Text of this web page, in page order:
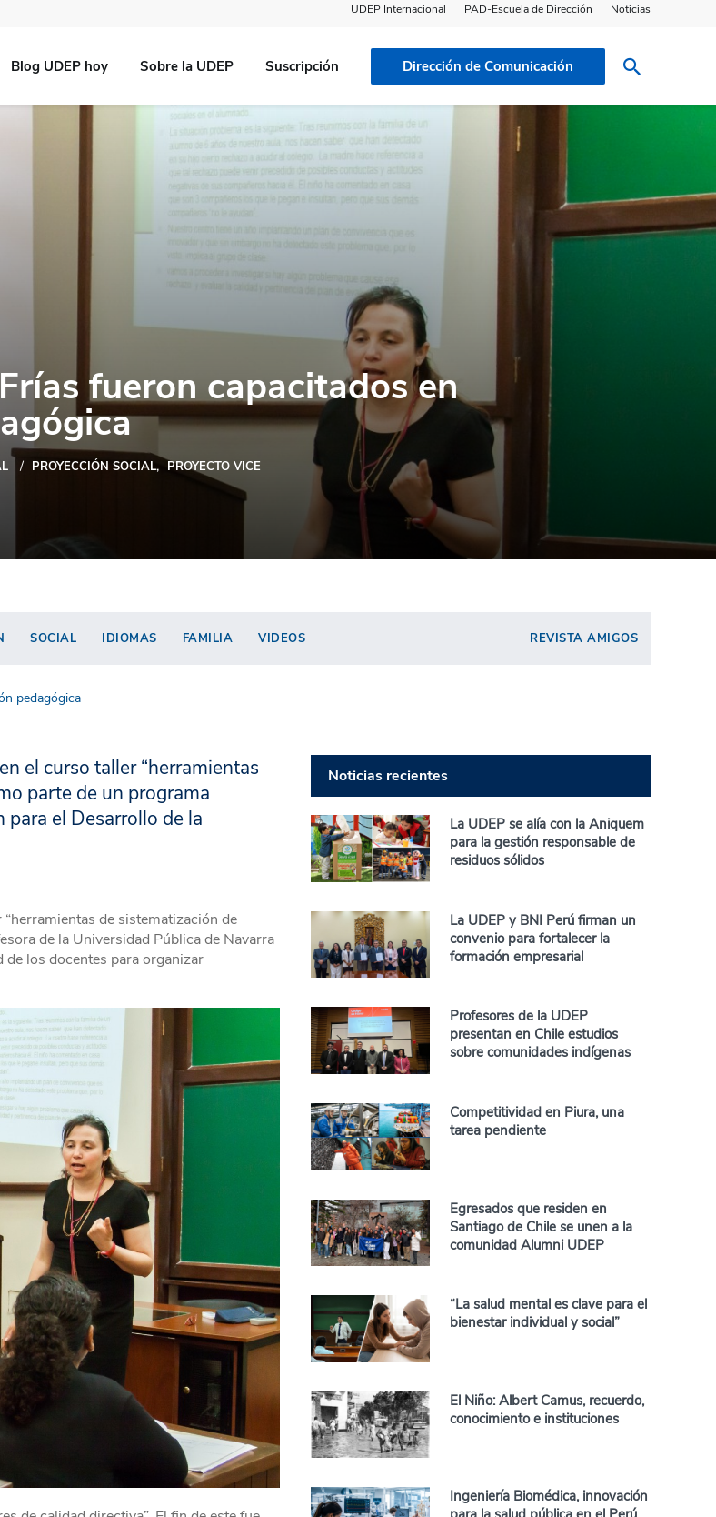
UDEP Internacional PAD-Escuela de Dirección Noticias
Blog UDEP hoy Sobre la UDEP Suscripción Dirección de Comunicación
fueron capacitados en
PROYECCIÓN SOCIAL PROYECTO VICE
SOCIAL IDIOMAS FAMILIA VIDEOS REVISTA AMIGOS
pedagógica
el curso taller “herramientas
parte de un programa
el Desarrollo de la
de sistematización de
de la Universidad Pública de Navarra
los docentes para organizar
Noticias recientes
La UDEP se alía con la Aniquem
para la gestión responsable de
residuos sólidos
La UDEP y BNI Perú firman un
convenio para fortalecer la
formación empresarial
Profesores de la UDEP
presentan en Chile estudios
sobre comunidades indígenas
Competitividad en Piura, una
tarea pendiente
Egresados que residen en
Santiago de Chile se unen a la
comunidad Alumni UDEP
“La salud mental es clave para el
bienestar individual y social”
El Niño: Albert Camus, recuerdo,
conocimiento e instituciones
Ingeniería Biomédica, innovación